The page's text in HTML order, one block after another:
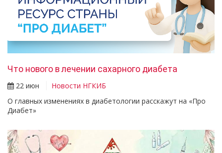
Что нового в лечении сахарного диабета
22 июн
Новости НГКИБ
О главных изменениях в диабетологии расскажут на «Про
Диабет»